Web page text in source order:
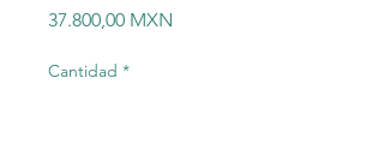
37.800,00 MXN
Cantidad *